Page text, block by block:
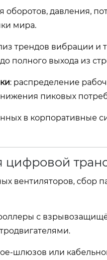
оборотов, давления,
мира.
трендов вибрации и
полного выхода из
: распределение
пиковых
в корпоративные
цифровой
вентиляторов, сбор
с
или